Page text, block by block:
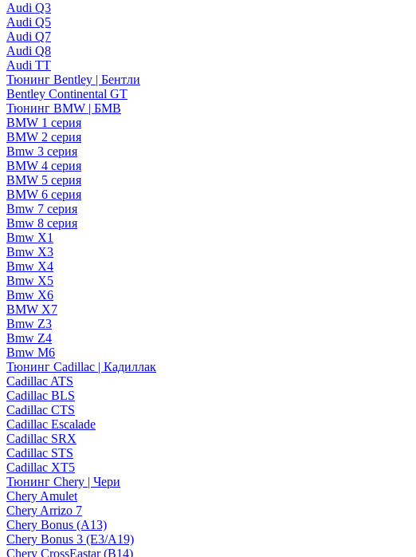
Audi Q3
Audi Q5
Audi Q7
Audi Q8
Audi TT
Тюнинг Bentley | Бентли
Bentley Continental GT
Тюнинг BMW | БМВ
BMW 1 серия
BMW 2 серия
Bmw 3 серия
BMW 4 серия
BMW 5 серия
BMW 6 серия
Bmw 7 серия
Bmw 8 серия
Bmw X1
Bmw X3
Bmw X4
Bmw X5
Bmw X6
BMW X7
Bmw Z3
Bmw Z4
Bmw М6
Тюнинг Cadillac | Кадиллак
Cadillac ATS
Cadillac BLS
Cadillac CTS
Cadillac Escalade
Cadillac SRX
Cadillac STS
Cadillac XT5
Тюнинг Chery | Чери
Chery Amulet
Chery Arrizo 7
Chery Bonus (A13)
Chery Bonus 3 (E3/A19)
Chery CrossEastar (B14)